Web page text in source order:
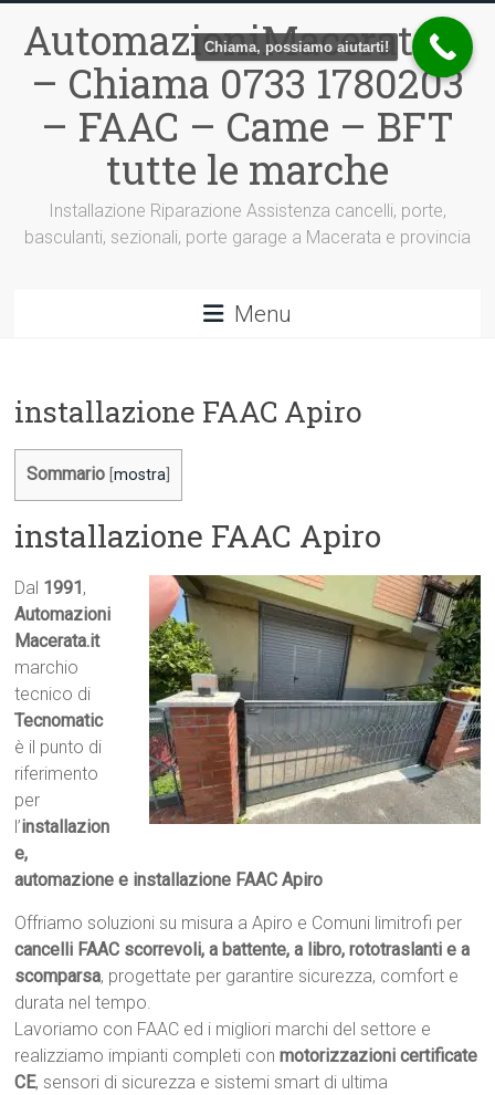
contenuto
AutomazioniMacerata.it
– Chiama 0733 1780203
– FAAC – Came – BFT
tutte le marche
Installazione Riparazione Assistenza cancelli, porte,
basculanti, sezionali, porte garage a Macerata e provincia
Menu
installazione FAAC Apiro
Sommario [mostra
installazione FAAC Apiro
Dal 1991 ,
Automazioni
Macerata.it
marchio
tecnico di
Tecnomatic
è il punto di
riferimento
per
l’installazion
e,
automazione e installazione FAAC Apiro
Offriamo soluzioni su misura a Apiro e Comuni limitrofi per
cancelli FAAC scorrevoli, a battente, a libro, rototraslanti e a
scomparsa, progettate per garantire sicurezza, comfort e
durata nel tempo.
Lavoriamo con FAAC ed i migliori marchi del settore e
realizziamo impianti completi conmotorizzazioni certificate
CE, sensori di sicurezza e sistemi smart di ultima
Chiama, possiamo aiutarti!